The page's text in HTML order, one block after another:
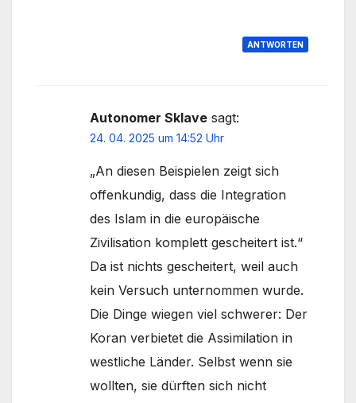
ANTWORTEN
Autonomer Sklave sagt:
24. 04. 2025 um 14:52 Uhr
„An diesen Beispielen zeigt sich
offenkundig, dass die Integration
des Islam in die europäische
Zivilisation komplett gescheitert ist.“
Da ist nichts gescheitert, weil auch
kein Versuch unternommen wurde.
Die Dinge wiegen viel schwerer: Der
Koran verbietet die Assimilation in
westliche Länder. Selbst wenn sie
wollten, sie dürften sich nicht